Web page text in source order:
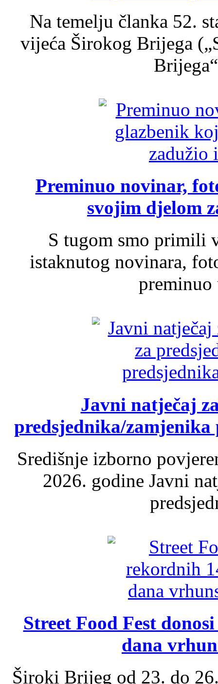
Na temelju članka 52.
vijeća Širokog Brijega
Preminuo novinar,
svojim djelom
S tugom smo primili
istaknutog novinara,
Javni natječaj
predsjednika/
Središnje izborno
2026. godine Javni
Street Food Fest
dana
Široki Brijeg od 23. do